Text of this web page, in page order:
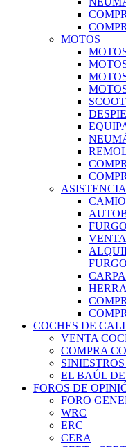
MOTOS
COCHES DE
VENTA
COMPRA
EL BAÚL
FOROS DE
FORO
WRC
ERC
CERA